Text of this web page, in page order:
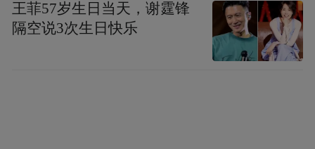
王菲57岁生日当天，谢霆锋
隔空说3次生日快乐